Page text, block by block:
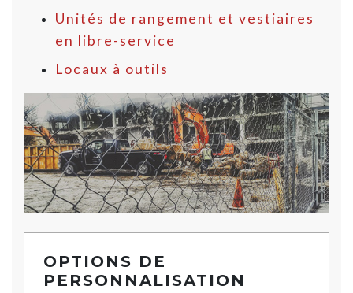
Unités de rangement et vestiaires
en libre-service
Locaux à outils
OPTIONS DE
PERSONNALISATION